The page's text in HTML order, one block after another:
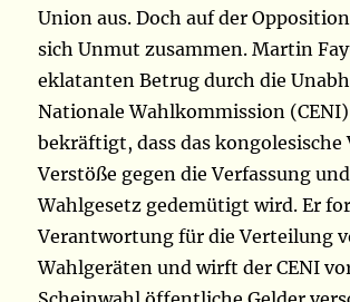
Union aus. Doch auf der
sich Unmut zusammen. Martin
eklatanten Betrug durch die
Nationale Wahlkommission
bekräftigt, dass das kongolesische
Verstöße gegen die Verfassung
Wahlgesetz gedemütigt wird. Er
Verantwortung für die Verteilung
Wahlgeräten und wirft der CENI